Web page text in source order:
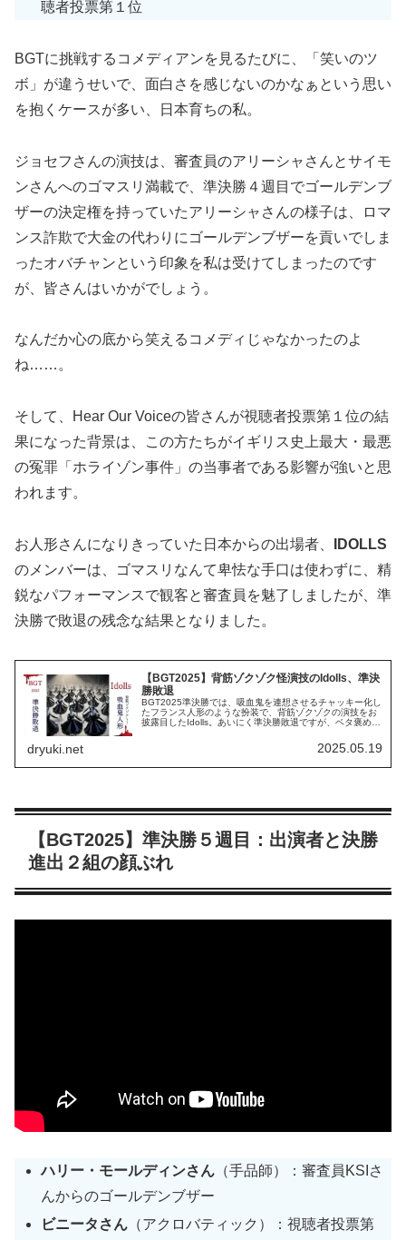
聴者投票第１位
BGTに挑戦するコメディアンを見るたびに、「笑いのツ
ボ」が違うせいで、面白さを感じないのかなぁという思い
を抱くケースが多い、日本育ちの私。
ジョセフさんの演技は、審査員のアリーシャさんとサイモ
ンさんへのゴマスリ満載で、準決勝４週目でゴールデンブ
ザーの決定権を持っていたアリーシャさんの様子は、ロマ
ンス詐欺で大金の代わりにゴールデンブザーを貢いでしま
ったオバチャンという印象を私は受けてしまったのです
が、皆さんはいかがでしょう。
なんだか心の底から笑えるコメディじゃなかったのよ
ね……。
そして、Hear Our Voiceの皆さんが視聴者投票第１位の結
果になった背景は、この方たちがイギリス史上最大・最悪
の冤罪「ホライゾン事件」の当事者である影響が強いと思
われます。
お人形さんになりきっていた日本からの出場者、
IDOLLS
のメンバーは、ゴマスリなんて卑怯な手口は使わずに、精
鋭なパフォーマンスで観客と審査員を魅了しましたが、準
決勝で敗退の残念な結果となりました。
【BGT2025】背筋ゾクゾク怪演技のIdolls、準決
勝敗退
BGT2025準決勝では、吸血鬼を連想させるチャッキー化し
たフランス人形のような扮装で、背筋ゾクゾクの演技をお
披露目したIdolls。あいにく準決勝敗退ですが、ベタ褒め審
dryuki.net 2025.05.19
【BGT2025】準決勝５週目：出演者と決勝
進出２組の顔ぶれ
ハリー・モールディンさん （手品師）：審査員KSIさ
んからのゴールデンブザー
ビニータさん （アクロバティック）：視聴者投票第